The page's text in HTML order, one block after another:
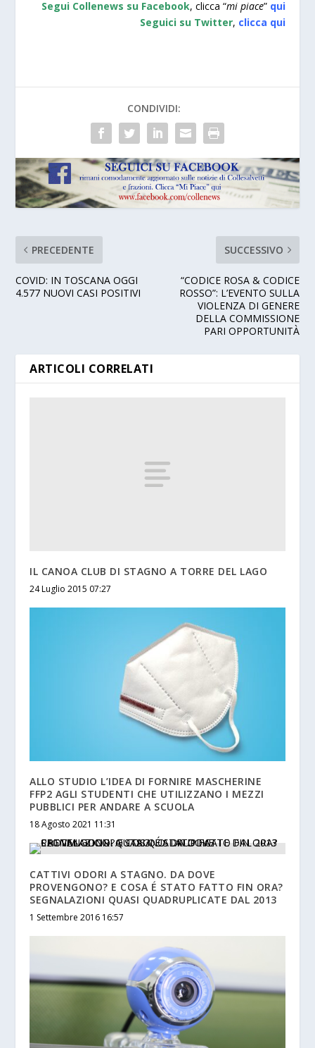
Segui Collenews su Facebook, clicca “mi piace” qui
Seguici su Twitter, clicca qui
CONDIVIDI:
PRECEDENTE
COVID: IN TOSCANA OGGI
4.577 NUOVI CASI POSITIVI
SUCCESSIVO
“CODICE ROSA & CODICE
ROSSO”: L’EVENTO SULLA
VIOLENZA DI GENERE
DELLA COMMISSIONE
PARI OPPORTUNITÀ
ARTICOLI CORRELATI
IL CANOA CLUB DI STAGNO A TORRE DEL LAGO
24 Luglio 2015 07:27
ALLO STUDIO L’IDEA DI FORNIRE MASCHERINE
FFP2 AGLI STUDENTI CHE UTILIZZANO I MEZZI
PUBBLICI PER ANDARE A SCUOLA
18 Agosto 2021 11:31
CATTIVI ODORI A STAGNO. DA DOVE
PROVENGONO? E COSA É STATO FATTO FIN ORA?
SEGNALAZIONI QUASI QUADRUPLICATE DAL 2013
1 Settembre 2016 16:57